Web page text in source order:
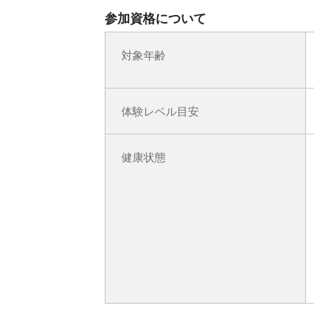
参加資格について
対象年齢
体験レベル目安
健康状態